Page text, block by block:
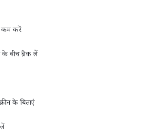
कम करें
के बीच ब्रेक लें
के बिताएं